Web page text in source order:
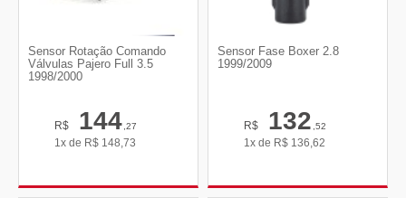
Sensor Rotação Comando
Válvulas Pajero Full 3.5
1998/2000
R$ 144,27
1x de R$ 148,73
Sensor Fase Boxer 2.8
1999/2009
R$ 132,52
1x de R$ 136,62